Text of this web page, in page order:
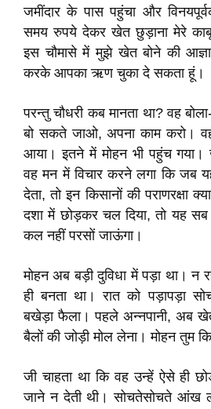
जमींदार के पास पहुंचा और
समय रुपये देकर खेत छुड़ाना मेरे
इस चौमासे में मुझे खेत बोने की
करके आपका ऋण चुका दे सकता हूं।
परन्तु चौधरी कब मानता था? वह
बो सकते जाओ, अपना काम करो।
आया। इतने में मोहन भी पहुंच गया।
वह मन में विचार करने लगा कि जब
देता, तो इन किसानों की पराणरक्षा
दशा में छोड़कर चल दिया, तो यह
कल नहीं परसों जाऊंगा।
मोहन अब बड़ी दुविधा में पड़ा था। न
ही बनता था। रात को पड़ापड़ा
बखेड़ा फैला। पहले अन्नपानी, अब
बैलों की जोड़ी मोल लेना। मोहन तुम
जी चाहता था कि वह उन्हें ऐसे ही
जाने न देती थी। सोचतेसोचते आंख